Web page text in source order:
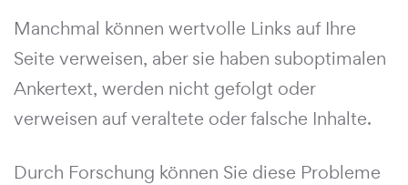
Manchmal können wertvolle Links auf Ihre
Seite verweisen, aber sie haben suboptimalen
Ankertext, werden nicht gefolgt oder
verweisen auf veraltete oder falsche Inhalte.
Durch Forschung können Sie diese Probleme